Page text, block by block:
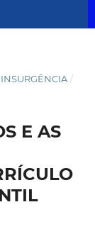
/
E AS